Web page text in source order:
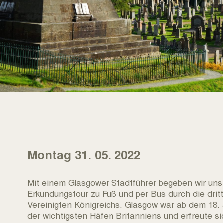
Montag 31. 05. 2022
Mit einem Glasgower Stadtführer begeben wir
Erkundungstour zu Fuß und per Bus durch die
Vereinigten Königreichs. Glasgow war ab dem
der wichtigsten Häfen Britanniens und erfreute